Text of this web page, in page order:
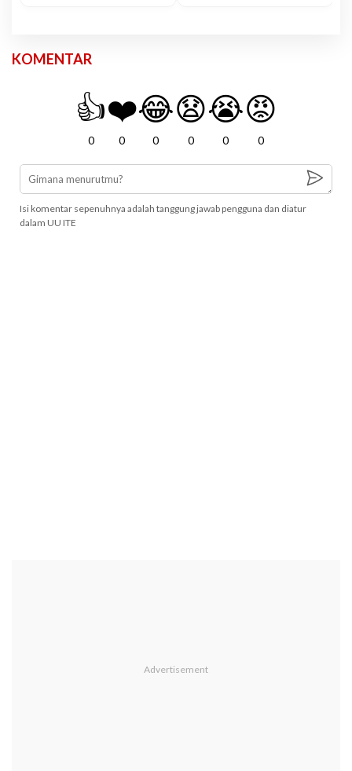
KOMENTAR
👍
0
❤️
0
😂
0
😧
0
😭
0
😡
0
Isi komentar sepenuhnya adalah tanggung jawab pengguna dan diatur
dalam UU ITE